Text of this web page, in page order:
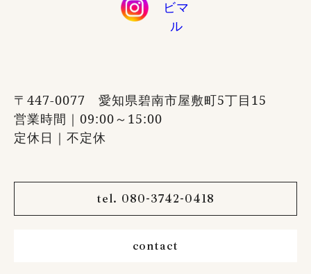
〒447-0077 愛知県碧南市屋敷町5丁目15
営業時間｜09:00～15:00
定休日｜不定休
tel. 080-3742-0418
contact